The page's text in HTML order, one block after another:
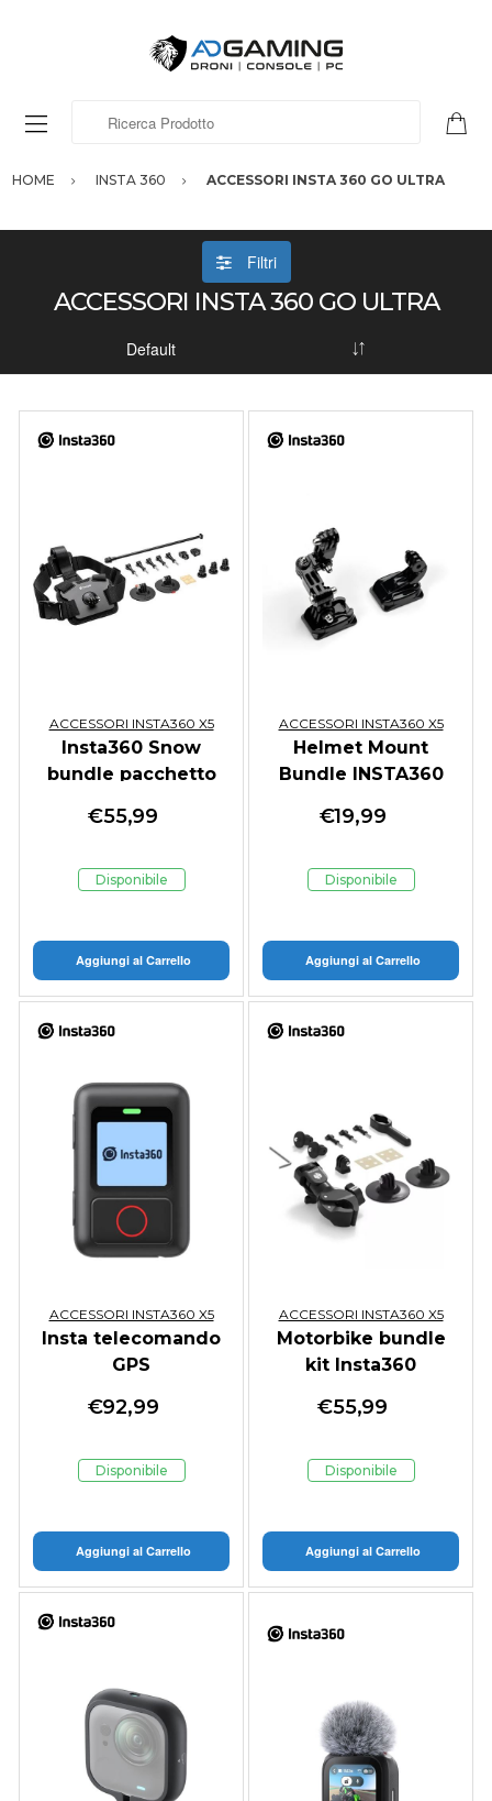
HOME INSTA 360 ACCESSORI INSTA 360 GO ULTRA
Filtri
ACCESSORI INSTA 360 GO ULTRA
ACCESSORI INSTA360 X5
Insta360 Snow
bundle pacchetto
€55,99
Disponibile
Aggiungi al Carrello
ACCESSORI INSTA360 X5
Helmet Mount
Bundle INSTA360
€19,99
Disponibile
Aggiungi al Carrello
ACCESSORI INSTA360 X5
Insta telecomando
GPS
€92,99
Disponibile
Aggiungi al Carrello
ACCESSORI INSTA360 X5
Motorbike bundle
kit Insta360
€55,99
Disponibile
Aggiungi al Carrello